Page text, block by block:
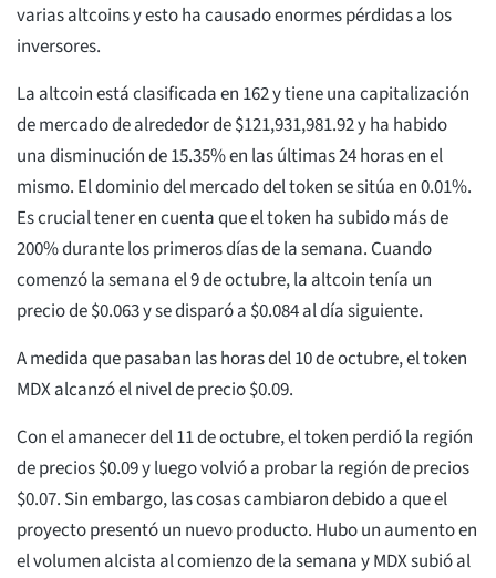
varias altcoins y esto ha causado enormes pérdidas a los
inversores.
La altcoin está clasificada en 162 y tiene una capitalización
de mercado de alrededor de $121,931,981.92 y ha habido
una disminución de 15.35% en las últimas 24 horas en el
mismo. El dominio del mercado del token se sitúa en 0.01%.
Es crucial tener en cuenta que el token ha subido más de
200% durante los primeros días de la semana. Cuando
comenzó la semana el 9 de octubre, la altcoin tenía un
precio de $0.063 y se disparó a $0.084 al día siguiente.
A medida que pasaban las horas del 10 de octubre, el token
MDX alcanzó el nivel de precio $0.09.
Con el amanecer del 11 de octubre, el token perdió la región
de precios $0.09 y luego volvió a probar la región de precios
$0.07. Sin embargo, las cosas cambiaron debido a que el
proyecto presentó un nuevo producto. Hubo un aumento en
el volumen alcista al comienzo de la semana y MDX subió al